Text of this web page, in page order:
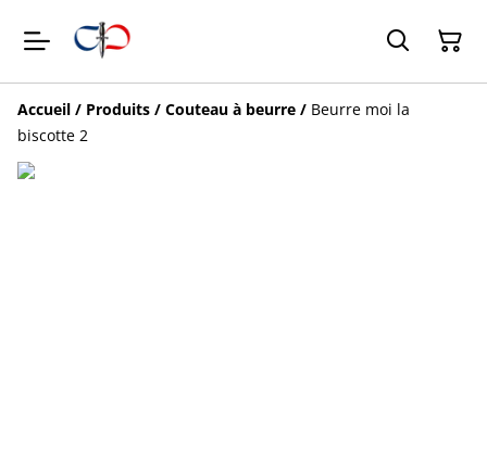
Accueil / Produits / Couteau à beurre / Beurre moi la
biscotte 2